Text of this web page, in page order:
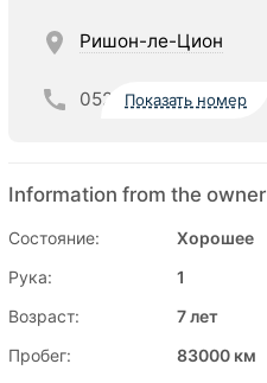
Ришон-ле-Цион
052 Показать номер
Information from the owner
Состояние:
Хорошее
Рука:
1
Возраст:
7 лет
Пробег:
83000 км